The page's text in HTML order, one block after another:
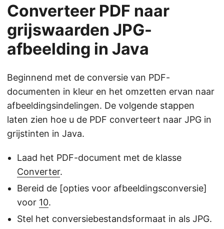
Converteer PDF naar
grijswaarden JPG-
afbeelding in Java
Beginnend met de conversie van PDF-
documenten in kleur en het omzetten ervan naar
afbeeldingsindelingen. De volgende stappen
laten zien hoe u de PDF converteert naar JPG in
grijstinten in Java.
Laad het PDF-document met de klasse
Converter.
Bereid de [opties voor afbeeldingsconversie]
voor 10.
Stel het conversiebestandsformaat in als JPG.